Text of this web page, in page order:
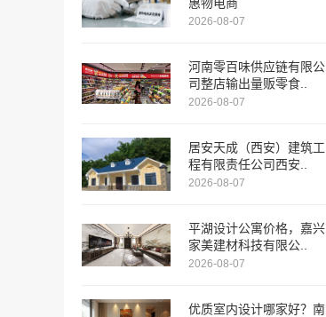
2026-08-07
河南零百味供应链有限公
司整店输出量贩零食..
2026-08-07
居安天成（西安）建筑工
程有限责任公司西安..
2026-08-07
平湖设计公寓价格，嘉兴
家美建材科技有限公..
2026-08-07
优质室内设计哪家好？南